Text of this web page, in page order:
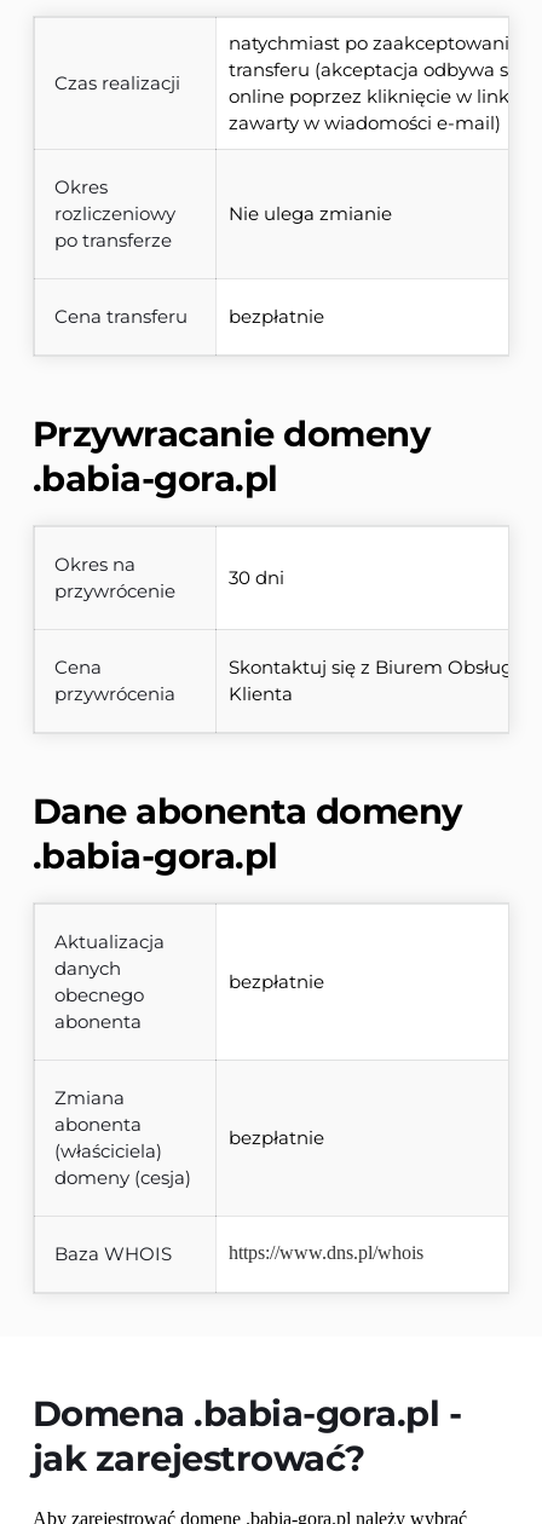
Czas realizacji
natychmiast po zaakceptowaniu
transferu (akceptacja odbywa się
online poprzez kliknięcie w link
zawarty w wiadomości e-mail)
Okres
rozliczeniowy
po transferze
Nie ulega zmianie
Cena transferu bezpłatnie
Przywracanie domeny
.babia-gora.pl
Okres na
przywrócenie
30 dni
Cena
przywrócenia
Skontaktuj się z Biurem Obsługi
Klienta
Dane abonenta domeny
.babia-gora.pl
Aktualizacja
danych
obecnego
abonenta
bezpłatnie
Zmiana
abonenta
(właściciela)
domeny (cesja)
bezpłatnie
Baza WHOIS https://www.dns.pl/whois
Domena .babia-gora.pl -
jak zarejestrować?
Aby zarejestrować domenę .babia-gora.pl należy wybrać